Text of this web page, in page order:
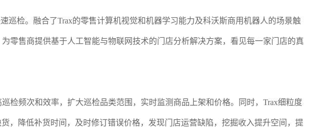
巡检。融合了Trax的零售计算机视觉和机器学习能力及科沃斯商用机器人的场景触
零售商提供基于人工智能与物联网技术的门店分析解决方案，看见每一家门店的真
检频次和效率，扩大巡检品类范围，实时监测商品上架和价格。同时，Trax细粒度
，降低补货时间，及时修订错误价格，发现门店运营缺陷，挖掘收入提升空间，提